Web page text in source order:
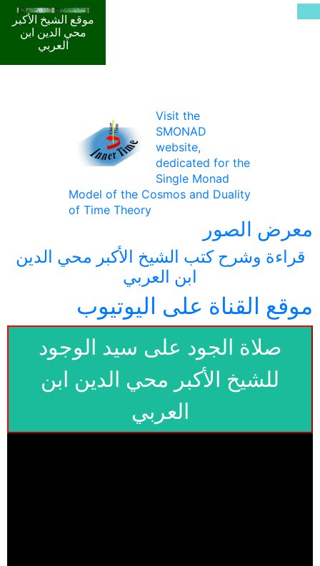
موقع الشيخ الأكبر
محي الدين ابن
العربي
Visit the
SMONAD
website,
dedicated for the
Single Monad
Model of the Cosmos and Duality
of Time Theory
معرض الصور
قراءة وشرح كتب الشيخ الأكبر محي الدين
ابن العربي
موقع القناة على اليوتيوب
صلاة الجود على سيد الوجود
للشيخ الأكبر محي الدين ابن
العربي